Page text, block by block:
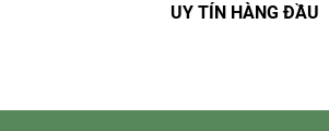
UY TÍN HÀNG ĐẦU